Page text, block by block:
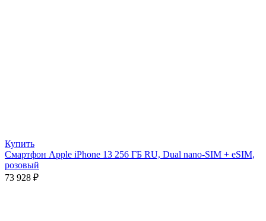
Купить
Смартфон Apple iPhone 13 256 ГБ RU, Dual nano-SIM + eSIM,
розовый
73 928 ₽